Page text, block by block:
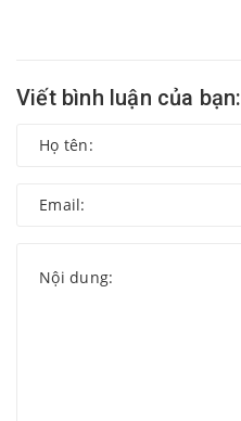
Viết bình luận của bạn: